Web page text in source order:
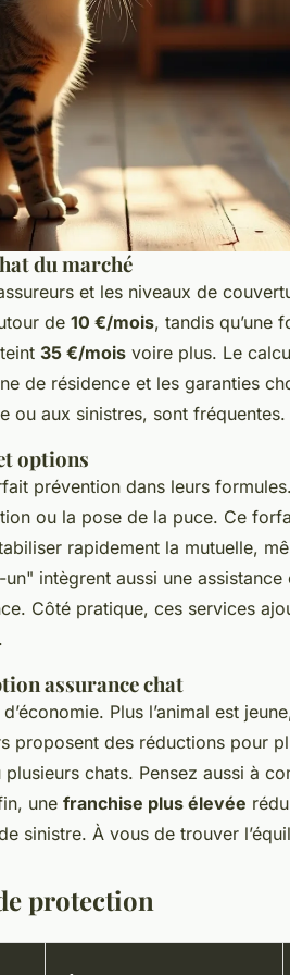
du marché
et les niveaux de
de 10 €/mois, tandis qu’une
35 €/mois voire plus. Le
de résidence et les garanties
ou aux sinistres, sont fréquentes.
options
prévention dans leurs
ou la pose de la puce. Ce
rapidement la mutuelle,
intègrent aussi une
Côté pratique, ces services
assurance chat
Plus l’animal est
proposent des réductions pour
chats. Pensez aussi à
une franchise plus élevée
sinistre. À vous de trouver
protection